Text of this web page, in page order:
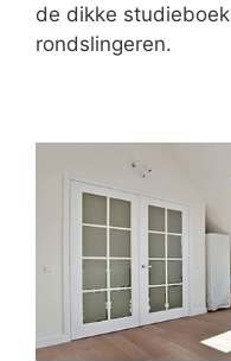
de dikke
rondslingeren.